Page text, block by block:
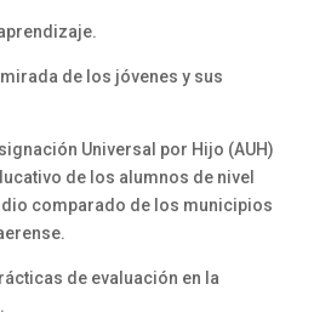
de los jóvenes y sus
Universal por Hijo (AUH)
de los alumnos de nivel
comparado de los municipios
de evaluación en la